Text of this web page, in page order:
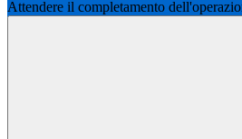
Attendere il completamento